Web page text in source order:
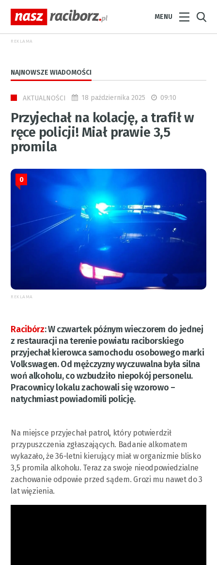
MENU
REKLAMA
NAJNOWSZE WIADOMOŚCI
AKTUALNOŚCI 18 października 2025 09:10
Przyjechał na kolację, a trafił w
ręce policji! Miał prawie 3,5
promila
0
REKLAMA
Racibórz:W czwartek późnym wieczorem do jednej
z restauracji na terenie powiatu raciborskiego
przyjechał kierowca samochodu osobowego marki
Volkswagen. Od mężczyzny wyczuwalna była silna
woń alkoholu, co wzbudziło niepokój personelu.
Pracownicy lokalu zachowali się wzorowo –
natychmiast powiadomili policję.
Na miejsce przyjechał patrol, który potwierdził
przypuszczenia zgłaszających. Badanie alkomatem
wykazało, że 36-letni kierujący miał w organizmie blisko
3,5 promila alkoholu. Teraz za swoje nieodpowiedzialne
zachowanie odpowie przed sądem. Grozi mu nawet do 3
lat więzienia.